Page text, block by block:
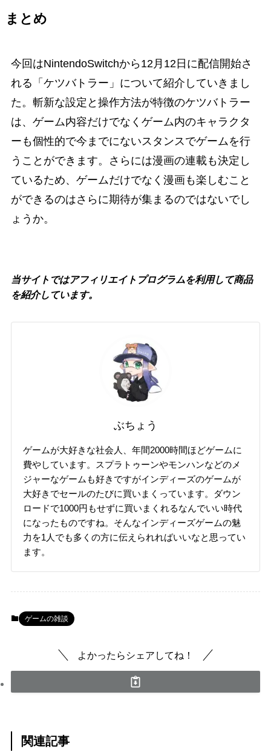
まとめ
今回はNintendoSwitchから12月12日に配信開始さ
れる「ケツバトラー」について紹介していきまし
た。斬新な設定と操作方法が特徴のケツバトラー
は、ゲーム内容だけでなくゲーム内のキャラクタ
ーも個性的で今までにないスタンスでゲームを行
うことができます。さらには漫画の連載も決定し
ているため、ゲームだけでなく漫画も楽しむこと
ができるのはさらに期待が集まるのではないでし
ょうか。
当サイトではアフィリエイトプログラムを利用して商品
を紹介しています。
ぶちょう
ゲームが大好きな社会人、年間2000時間ほどゲームに
費やしています。スプラトゥーンやモンハンなどのメ
ジャーなゲームも好きですがインディーズのゲームが
大好きでセールのたびに買いまくっています。ダウン
ロードで1000円もせずに買いまくれるなんでいい時代
になったものですね。そんなインディーズゲームの魅
力を1人でも多くの方に伝えられればいいなと思ってい
ます。
ゲームの雑談
よかったらシェアしてね！
関連記事